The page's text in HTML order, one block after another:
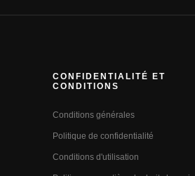
CONFIDENTIALITÉ ET
CONDITIONS
Conditions générales
Politique de confidentialité
Conditions d'utilisation